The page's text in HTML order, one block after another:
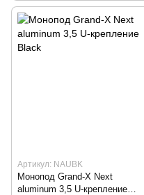
Артикул: NAUBK
Монопод Grand-X Next
aluminum 3,5 U-крепление